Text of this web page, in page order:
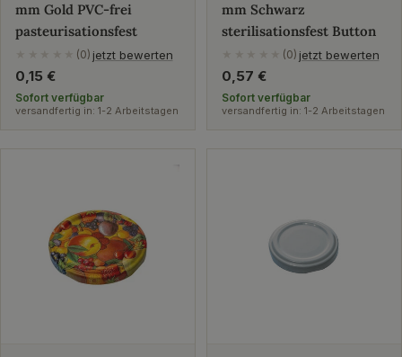
mm Gold PVC-frei
pasteurisationsfest
(0) jetzt bewerten
Regulärer
Preis
0,15 €
Sofort verfügbar
versandfertig in: 1-2 Arbeitstagen
mm Schwarz
sterilisationsfest Button
(0) jetzt bewerten
Regulärer
Preis
0,57 €
Sofort verfügbar
versandfertig in: 1-2 Arbeitstagen